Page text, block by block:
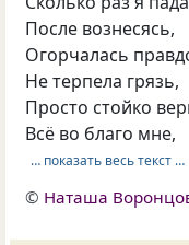
После вознесясь,
Огорчалась
Не терпела грязь,
Просто стойко
Всё во благо мне,
… показать весь текст …
© Наташа